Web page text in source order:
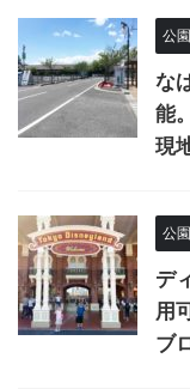
公
な
能
現
公
デ
用
ブ